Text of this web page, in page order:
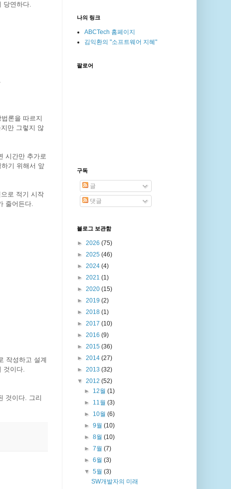
당연하다.
론을 따르지
만 그렇지 않
시간만 추가로
기 위해서 앞
로 적기 시작
줄어든다.
작성하고 설계
것이다.
것이다. 그리
나의 링크
ABCTech 홈페이지
김익환의 "소프트웨어 지혜"
팔로어
구독
글
댓글
블로그 보관함
► 2026 (75)
► 2025 (46)
► 2024 (4)
► 2021 (1)
► 2020 (15)
► 2019 (2)
► 2018 (1)
► 2017 (10)
► 2016 (9)
► 2015 (36)
► 2014 (27)
► 2013 (32)
▼ 2012 (52)
► 12월 (1)
► 11월 (3)
► 10월 (6)
► 9월 (10)
► 8월 (10)
► 7월 (7)
► 6월 (3)
▼ 5월 (3)
SW개발자의 미래